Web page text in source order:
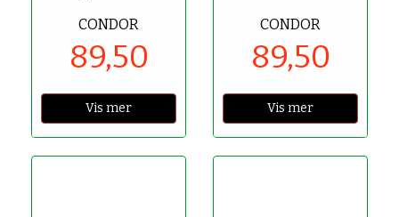
CONDOR
89,50
Vis mer
CONDOR
89,50
Vis mer